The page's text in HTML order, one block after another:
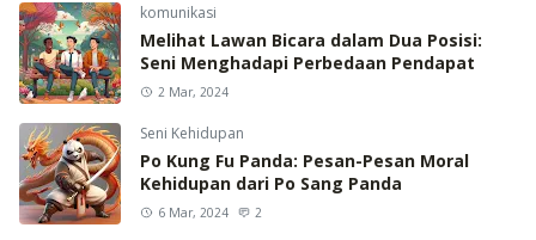
komunikasi
Melihat Lawan Bicara dalam Dua Posisi:
Seni Menghadapi Perbedaan Pendapat
2 Mar, 2024
Seni Kehidupan
Po Kung Fu Panda: Pesan-Pesan Moral
Kehidupan dari Po Sang Panda
6 Mar, 2024 2